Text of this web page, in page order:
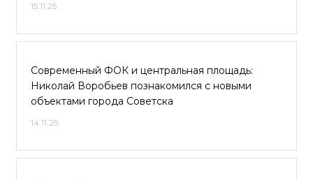
15.11.25
Современный ФОК и центральная площадь:
Николай Воробьев познакомился с новыми
объектами города Советска
14.11.25